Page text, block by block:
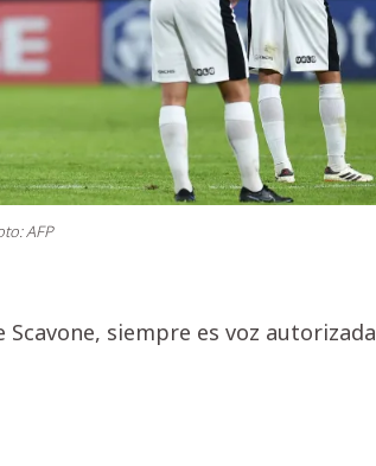
AFP
siempre es voz autorizada